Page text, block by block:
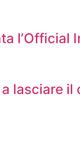
l’Official
lasciare